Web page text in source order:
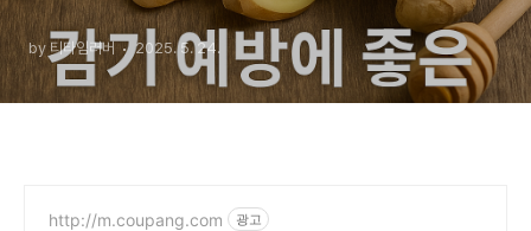
by 티타임러버 2025. 5. 24.
http://m.coupang.com 광고